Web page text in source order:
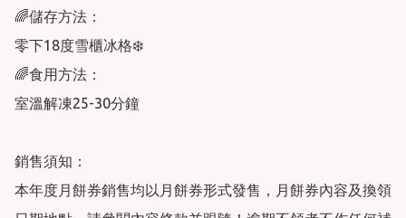
🌈儲存方法：
零下18度雪櫃冰格❄️
🌈食用方法：
室溫解凍25-30分鐘
銷售須知：
本年度月餅券銷售均以月餅券形式發售，月餅券內容及換領